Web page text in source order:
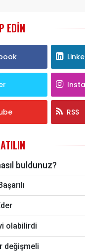
EDIN
RSS
buldunuz?
olabilirdi
değişmeli